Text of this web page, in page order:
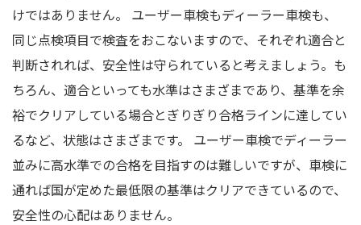
けではありません。 ユーザー車検もディーラー車検も、
同じ点検項目で検査をおこないますので、それぞれ適合と
判断されれば、安全性は守られていると考えましょう。も
ちろん、適合といっても水準はさまざまであり、基準を余
裕でクリアしている場合とぎりぎり合格ラインに達してい
るなど、状態はさまざまです。 ユーザー車検でディーラー
並みに高水準での合格を目指すのは難しいですが、車検に
通れば国が定めた最低限の基準はクリアできているので、
安全性の心配はありません。